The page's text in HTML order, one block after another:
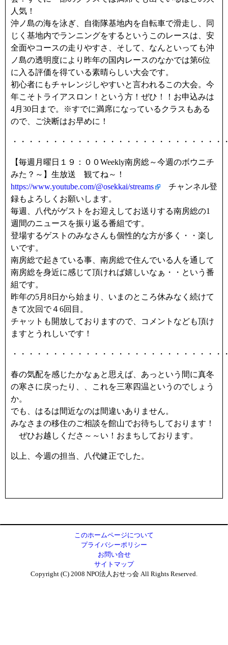
人気！
沖ノ島の海を泳ぎ、自衛隊基地内を自転車で滑走し、同
じく基地内でランニングをするというこのレースは、安
全面やコースの走りやすさ、そして、なんといっても沖
ノ島の透明度により昨年の国内レースのなかでは第6位
に入る評価を得ている素晴らしい大会です。
初心者にもチャレンジしやすいと言われるこの大会。今
年こそトライアスロン！という方！ぜひ！！お申込みは
4月30日まで。※すでに満席になっているクラスもある
ので、ご決断はお早めに！
・・・・・・・・・・・・・・・・・・・・・・・・・・
【毎週月曜日１９：００Weekly南房総～今週のボウニチ
みた？～】生放送 観てね～！
https://www.youtube.com/@osekkai/streams
チャンネル登
録もよろしくお願いします。
毎週、八代がゲストをお迎えしてお送りする南房総の1
週間のニュースを振り返る番組です。
登場するゲストのみなさんも個性的な方が多く・・楽し
いです。
南房総で起きている事、南房総で住んでいる人を通して
南房総を身近に感じて頂ければ嬉しいなぁ・・という番
組です。
昨年の5月8日から始まり、いまのところ休みなく続けて
きて次回で４6回目。
チャットも開放しておりますので、コメントなども頂け
ますとうれしいです！
・・・・・・・・・・・・・・・・・・・・・・・・・・
春の気配を感じたかなぁと思えば、あっという間に真冬
の寒さに戻ったり、、これを三寒四温というのでしょう
か。
でも、はるは間近なのは間違いありません。
みなさまの移住のご相談を館山でお待ちしております！
ぜひお越しくださ～～い！おまちしております。
以上、今週の担当、八代健正でした。
このホームページについて
プライバシーポリシー
お問い合せ
サイトマップ
Copyright (C) 2008 NPO法人おせっ会 All Rights Reserved.